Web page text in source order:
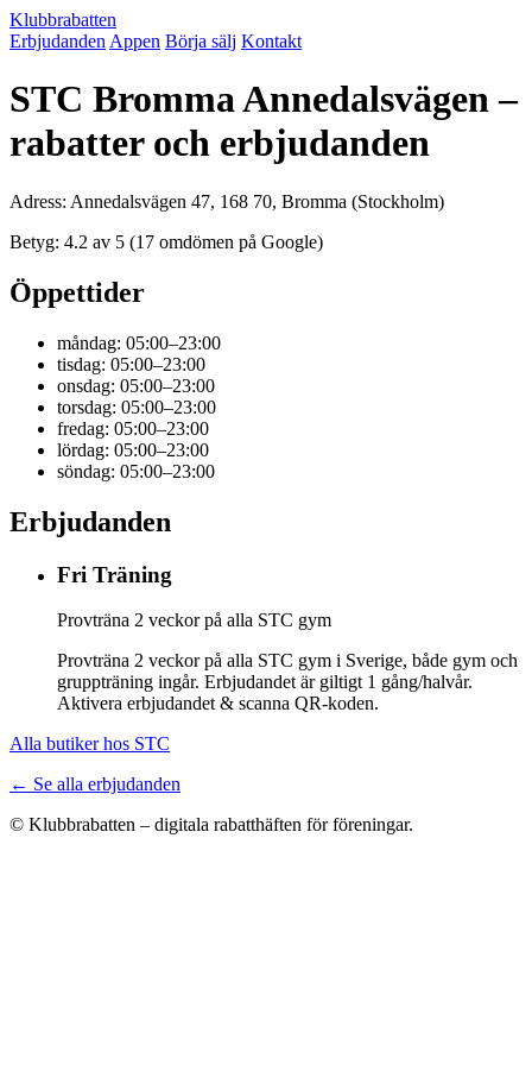
Klubbrabatten
Erbjudanden Appen Börja sälj Kontakt
STC Bromma Annedalsvägen –
rabatter och erbjudanden
Adress: Annedalsvägen 47, 168 70, Bromma (Stockholm)
Betyg: 4.2 av 5 (17 omdömen på Google)
Öppettider
måndag: 05:00–23:00
tisdag: 05:00–23:00
onsdag: 05:00–23:00
torsdag: 05:00–23:00
fredag: 05:00–23:00
lördag: 05:00–23:00
söndag: 05:00–23:00
Erbjudanden
Fri Träning
Provträna 2 veckor på alla STC gym
Provträna 2 veckor på alla STC gym i Sverige, både gym och
gruppträning ingår. Erbjudandet är giltigt 1 gång/halvår.
Aktivera erbjudandet & scanna QR-koden.
Alla butiker hos STC
← Se alla erbjudanden
© Klubbrabatten – digitala rabatthäften för föreningar.